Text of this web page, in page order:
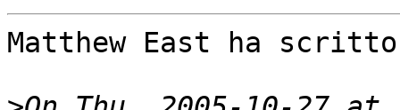
Matthew East ha